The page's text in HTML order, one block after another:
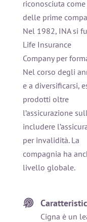
riconosciuta
delle prime
Nel 1982, INA si
Life Insurance
Company per
Nel corso degli
e a diversificarsi,
prodotti oltre
l’assicurazione
includere
per invalidità. La
compagnia ha
livello globale.
Cigna è un